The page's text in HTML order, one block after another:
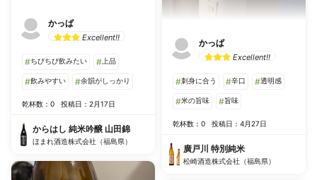
かっぱ
Excellent!!
#ちびちび飲みたい # 上品
#飲みやすい #余韻がしっかり
乾杯数：0 投稿日：2月17日
からはし 純米吟醸 山田錦
ほまれ酒造株式会社（福島県）
かっぱ
Excellent!!
#刺身に合う #辛口 #透明感
#米の旨味 #旨味
乾杯数：0 投稿日：4月27日
廣戸川 特別純米
松崎酒造株式会社（福島県）